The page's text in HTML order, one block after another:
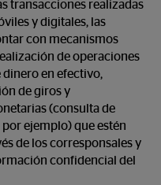
transacciones realizadas
y digitales, las
con mecanismos
de operaciones
en efectivo,
de giros y
(consulta de
ejemplo) que estén
de los corresponsales y
confidencial del